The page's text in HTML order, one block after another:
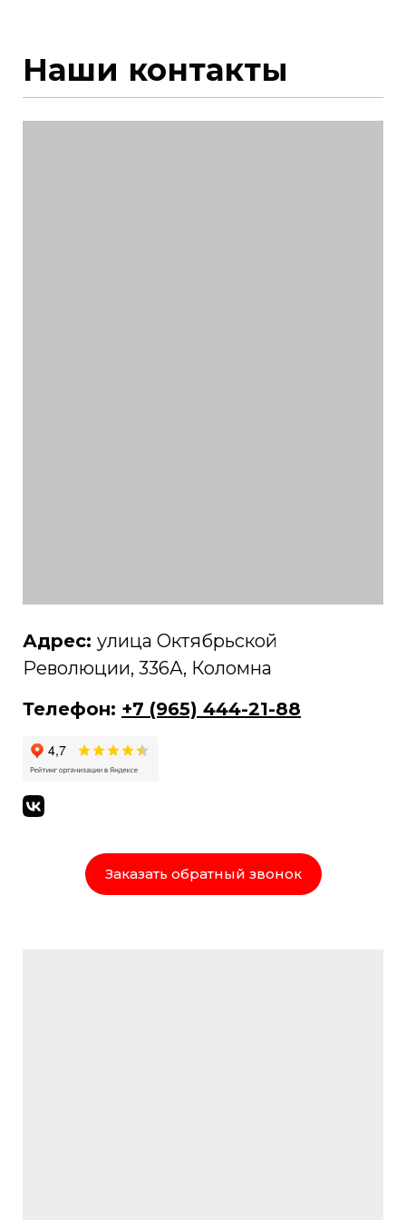
Наши контакты
Адрес: улица Октябрьской
Революции, 336А, Коломна
Телефон: +7 (965) 444-21-88
Заказать обратный звонок